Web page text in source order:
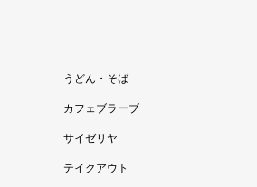
うどん・そば
カフェブラーブ
サイゼリヤ
テイクアウト